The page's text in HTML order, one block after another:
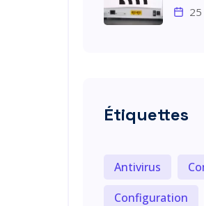
Étiquettes
Antivirus
Configuration